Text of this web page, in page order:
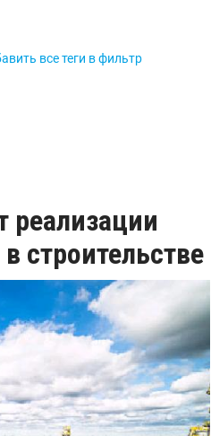
все теги в фильтр
реализации
строительстве